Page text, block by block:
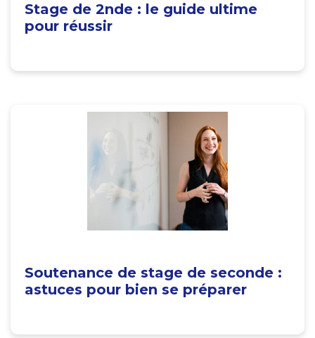
Stage de 2nde : le guide ultime
pour réussir
Soutenance de stage de seconde :
astuces pour bien se préparer